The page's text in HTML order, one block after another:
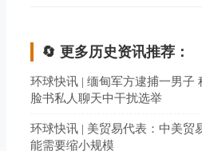
🔄 更多历史资讯推荐：
环球快讯 | 缅甸军方逮捕一男子
脸书私人聊天中干扰选举
环球快讯 | 美贸易代表：中美贸
能需要缩小规模